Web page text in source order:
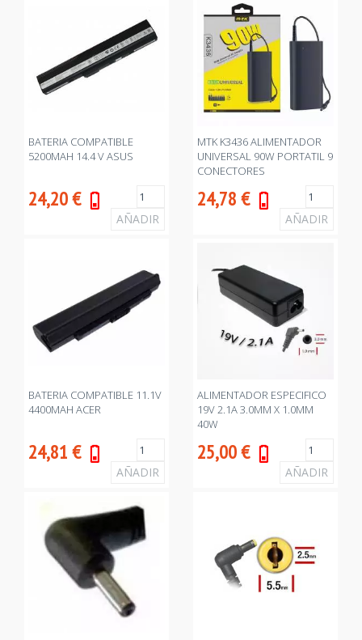
BATERIA COMPATIBLE
5200MAH 14.4 V ASUS
24,20€
MTK K3436 ALIMENTADOR
UNIVERSAL 90W PORTATIL 9
CONECTORES
24,78€
BATERIA COMPATIBLE 11.1V
4400MAH ACER
24,81€
ALIMENTADOR ESPECIFICO
19V 2.1A 3.0MM X 1.0MM
40W
25,00€